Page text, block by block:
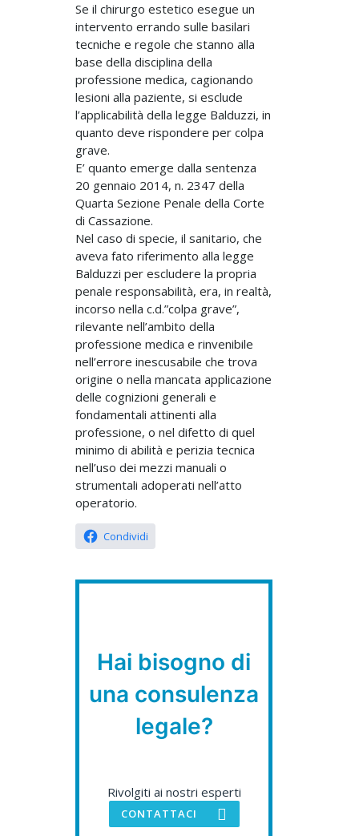
Se il chirurgo estetico esegue un
intervento errando sulle basilari
tecniche e regole che stanno alla
base della disciplina della
professione medica, cagionando
lesioni alla paziente, si esclude
l’applicabilità della legge Balduzzi, in
quanto deve rispondere per colpa
grave.
E’ quanto emerge dalla sentenza
20 gennaio 2014, n. 2347 della
Quarta Sezione Penale della Corte
di Cassazione.
Nel caso di specie, il sanitario, che
aveva fato riferimento alla legge
Balduzzi per escludere la propria
penale responsabilità, era, in realtà,
incorso nella c.d.”colpa grave”,
rilevante nell’ambito della
professione medica e rinvenibile
nell’errore inescusabile che trova
origine o nella mancata applicazione
delle cognizioni generali e
fondamentali attinenti alla
professione, o nel difetto di quel
minimo di abilità e perizia tecnica
nell’uso dei mezzi manuali o
strumentali adoperati nell’atto
operatorio.
Condividi
Hai bisogno di
una consulenza
legale?
Rivolgiti ai nostri esperti
CONTATTACI